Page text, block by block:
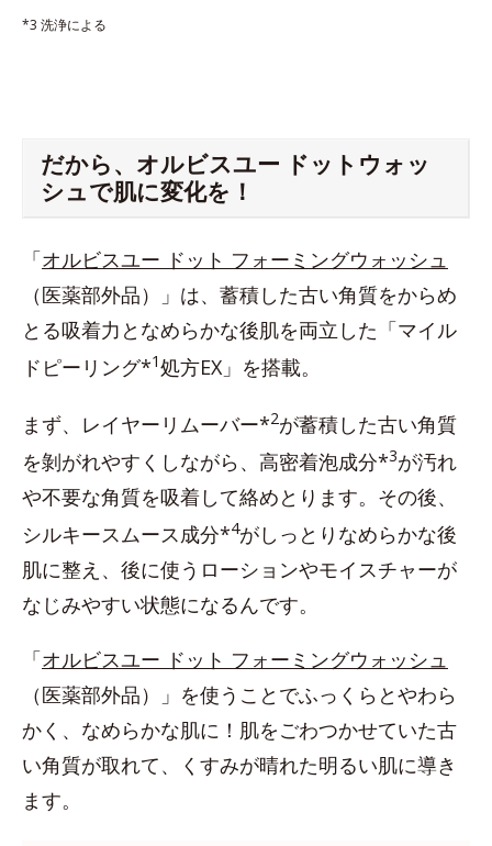
*3 洗浄による
だから、オルビスユー ドットウォッ
シュで肌に変化を！
「オルビスユー ドット フォーミングウォッシュ
（医薬部外品）」は、蓄積した古い角質をからめ
とる吸着力となめらかな後肌を両立した「マイル
ドピーリング*1処方EX」を搭載。
まず、レイヤーリムーバー*2が蓄積した古い角質
を剝がれやすくしながら、高密着泡成分*3が汚れ
や不要な角質を吸着して絡めとります。その後、
シルキースムース成分*4がしっとりなめらかな後
肌に整え、後に使うローションやモイスチャーが
なじみやすい状態になるんです。
「オルビスユー ドット フォーミングウォッシュ
（医薬部外品）」を使うことでふっくらとやわら
かく、なめらかな肌に！肌をごわつかせていた古
い角質が取れて、くすみが晴れた明るい肌に導き
ます。